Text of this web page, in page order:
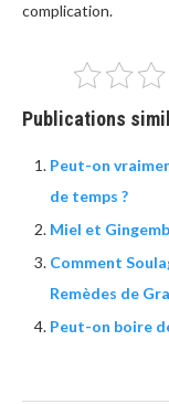
complication.
Publications
Peut-on
de temps ?
Miel et
Comment
Remèdes de
Peut-on boire